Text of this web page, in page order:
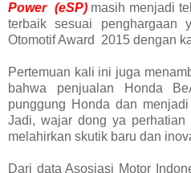
Power (eSP)masih menjadi
terbaik sesuai penghargaan
Otomotif Award 2015 dengan
Pertemuan kali ini juga
bahwa penjualan Honda
punggung Honda dan
Jadi, wajar dong ya
melahirkan skutik baru dan
Dari data Asosiasi Motor